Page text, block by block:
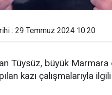
: 29 Temmuz 2024 10:20
Tüysüz, büyük
kazı çalışmalarıyla